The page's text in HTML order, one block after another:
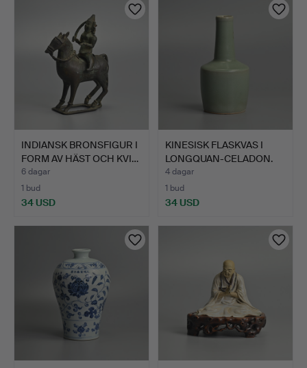
INDIANSK BRONSFIGUR I
FORM AV HÄST OCH KVI…
6 dagar
1 bud
34 USD
KINESISK FLASKVAS I
LONGQUAN-CELADON.
4 dagar
1 bud
34 USD